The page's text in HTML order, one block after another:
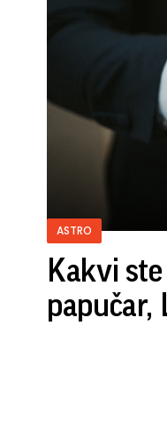
ASTRO
Kakvi
papučar,